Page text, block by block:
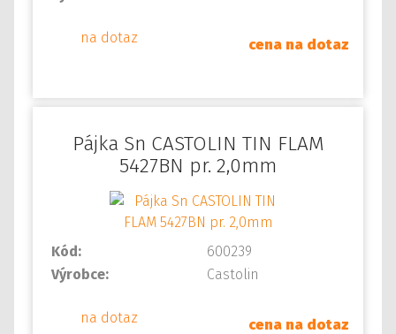
na dotaz cena na dotaz
Pájka Sn CASTOLIN TIN FLAM
5427BN pr. 2,0mm
Kód:
600239
Výrobce:
Castolin
na dotaz cena na dotaz